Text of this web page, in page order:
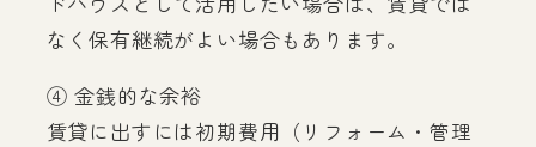
なく保有継続がよい場合もあります。
④ 金銭的な余裕
賃貸に出すには初期費用（リフォーム・管理